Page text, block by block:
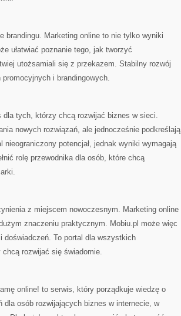
brandingu. Marketing online to nie tylko wyniki
ułatwiać poznanie tego, jak tworzyć
utożsamiali się z przekazem. Stabilny rozwój
i brandingowych.
tych, którzy chcą rozwijać biznes w sieci.
nowych rozwiązań, ale jednocześnie podkreślają
potencjał, jednak wyniki wymagają
rolę przewodnika dla osób, które chcą
z miejscem nowoczesnym. Marketing online
znaczeniu praktycznym. Mobiu.pl może więc
doświadczeń. To portal dla wszystkich
rozwijać się świadomie.
online! to serwis, który porządkuje wiedzę o
dla osób rozwijających biznes w internecie, w